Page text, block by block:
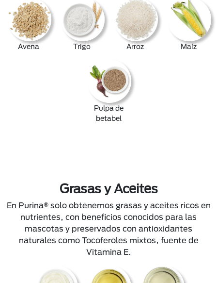
Avena Trigo Arroz Maíz
Pulpa de
betabel
Grasas y Aceites
En Purina® solo obtenemos grasas y aceites ricos en
nutrientes, con beneficios conocidos para las
mascotas y preservados con antioxidantes
naturales como Tocoferoles mixtos, fuente de
Vitamina E.